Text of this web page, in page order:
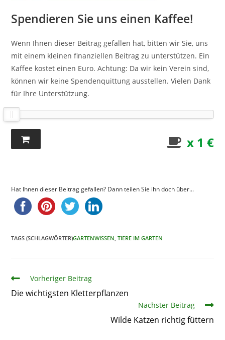
Spendieren Sie uns einen Kaffee!
Wenn Ihnen dieser Beitrag gefallen hat, bitten wir Sie, uns
mit einem kleinen finanziellen Beitrag zu unterstützen. Ein
Kaffee kostet einen Euro. Achtung: Da wir kein Verein sind,
können wir keine Spendenquittung ausstellen. Vielen Dank
für Ihre Unterstützung.
x 1 €
Hat Ihnen dieser Beitrag gefallen? Dann teilen Sie ihn doch über...
TAGS (SCHLAGWÖRTER)GARTENWISSEN, TIERE IM GARTEN
ArtikelVorheriger Beitrag
Die wichtigsten Kletterpflanzen
Nächster Beitrag
Wilde Katzen richtig füttern